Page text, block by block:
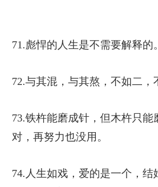
71.彪悍的人生是不需要解释的。
72.与其混，与其熬，不如二，
73.铁杵能磨成针，但木杵只能
对，再努力也没用。
74.人生如戏，爱的是一个，结